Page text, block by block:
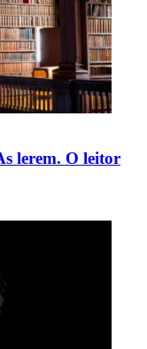
lerem. O leitor